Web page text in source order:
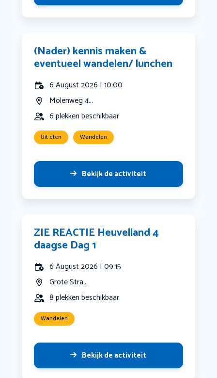
(Nader) kennis maken &
eventueel wandelen/ lunchen
6 August 2026 | 10:00
Molenweg 4...
6 plekken beschikbaar
Uit eten Wandelen
Bekijk de activiteit
ZIE REACTIE Heuvelland 4
daagse Dag 1
6 August 2026 | 09:15
Grote Stra...
8 plekken beschikbaar
Wandelen
Bekijk de activiteit